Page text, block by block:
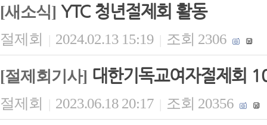
[새소식] YTC 청년절제회 활동
절제회 | 2024.02.13 15:19 | 조회 2306
[절제회기사] 대한기독교여자절제회
절제회 | 2023.06.18 20:17 | 조회 20356